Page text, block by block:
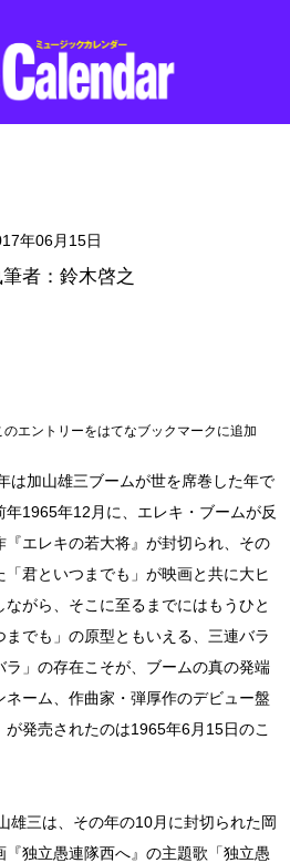
年06月15日
者：鈴木啓之
は加山雄三ブームが世を席巻した年で
年1965年12月に、エレキ・ブームが反
エレキの若大将』が封切られ、その
君といつまでも」が映画と共に大ヒ
がら、そこに至るまでにはもうひと
でも」の原型ともいえる、三連バラ
」の存在こそが、ブームの真の発端
ーム、作曲家・弾厚作のデビュー盤
発売されたのは1965年6月15日のこ
雄三は、その年の10月に封切られた岡
独立愚連隊西へ』の主題歌「独立愚